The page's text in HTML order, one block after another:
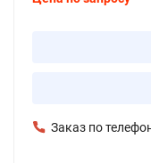
Заказ по